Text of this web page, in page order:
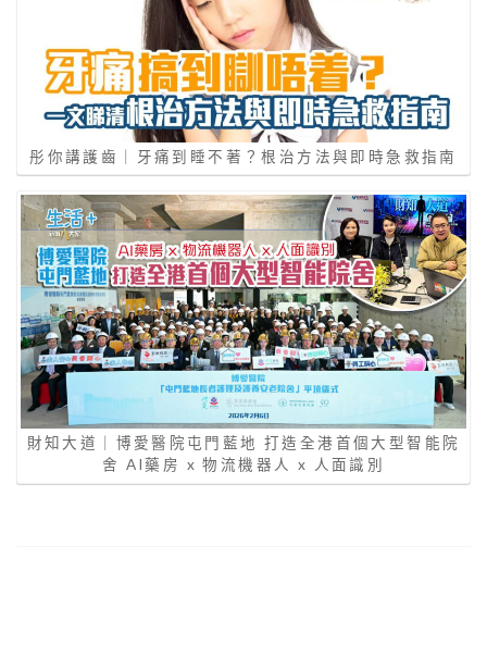
彤你講護齒｜牙痛到睡不著？根治方法與即時急救指南
財知大道｜博愛醫院屯門藍地 打造全港首個大型智能院
舍 AI藥房 x 物流機器人 x 人面識別